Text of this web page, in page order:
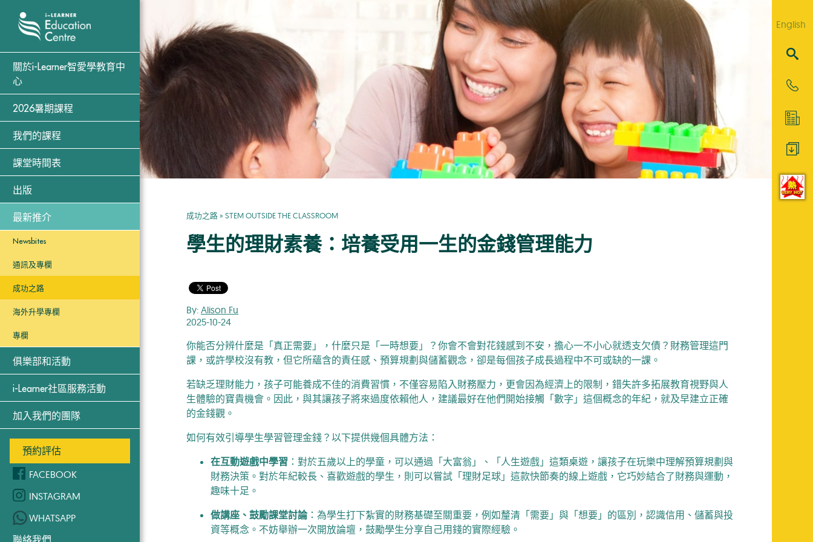
關於i-Learner智愛學教育中
心
2026暑期課程
我們的課程
課堂時間表
出版
最新推介
Newsbites
通訊及專欄
成功之路
海外升學專欄
專欄
俱樂部和活動
i-Learner社區服務活動
加入我們的團隊
預約評估
FACEBOOK
INSTAGRAM
WHATSAPP
成功之路» STEM OUTSIDE THE CLASSROOM
學生的理財素養：培養受用一生的金錢管理能力
By: Alison Fu
2025-10-24
你能否分辨什麼是「真正需要」，什麼只是「一時想要」？你會不會對花錢感到不安，擔心一不小心就透支欠債？財務管理這門
課，或許學校沒有教，但它所蘊含的責任感、預算規劃與儲蓄觀念，卻是每個孩子成長過程中不可或缺的一課。
若缺乏理財能力，孩子可能養成不佳的消費習慣，不僅容易陷入財務壓力，更會因為經濟上的限制，錯失許多拓展教育視野與人
生體驗的寶貴機會。因此，與其讓孩子將來過度依賴他人，建議最好在他們開始接觸「數字」這個概念的年紀，就及早建立正確
的金錢觀。
如何有效引導學生學習管理金錢？以下提供幾個具體方法：
在互動遊戲中學習 ：對於五歲以上的學童，可以通過「大富翁」、「人生遊戲」這類桌遊，讓孩子在玩樂中理解預算規劃與
財務決策。對於年紀較長、喜歡遊戲的學生，則可以嘗試「理財足球」這款快節奏的線上遊戲，它巧妙結合了財務與運動，
趣味十足。
做講座、鼓勵課堂討論： 為學生打下紮實的財務基礎至關重要，例如釐清「需要」與「想要」的區別，認識信用、儲蓄與投
資等概念。不妨舉辦一次開放論壇，鼓勵學生分享自己用錢的實際經驗。
English